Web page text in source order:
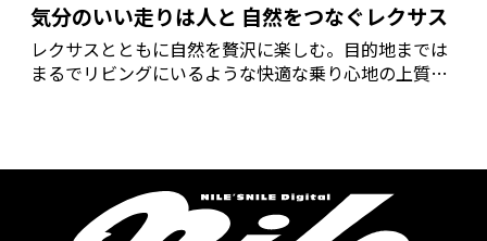
気分のいい走りは人と 自然をつなぐレクサス
レクサスとともに自然を贅沢に楽しむ。目的地までは
まるでリビングにいるような快適な乗り心地の上質な